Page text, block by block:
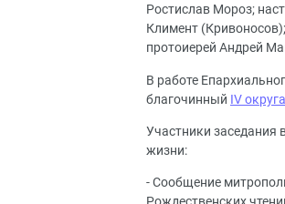
Ростислав Мороз;
Климент
протоиерей Андрей
В работе
благочинный IV округа
Участники заседания
жизни:
- Сообщение